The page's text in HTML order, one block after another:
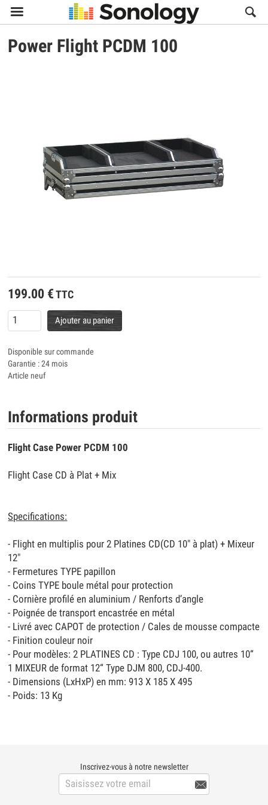

Power Flight PCDM 100
199.00 € TTC
Ajouter au panier
Disponible sur commande
Garantie : 24 mois
Article neuf
Informations produit
Flight Case Power PCDM 100
Flight Case CD à Plat + Mix
Specifications:
- Flight en multiplis pour 2 Platines CD(CD 10" à plat) + Mixeur
12"
- Fermetures TYPE papillon
- Coins TYPE boule métal pour protection
- Cornière profilé en aluminium / Renforts d’angle
- Poignée de transport encastrée en métal
- Livré avec CAPOT de protection / Cales de mousse compacte
- Finition couleur noir
- Pour modèles: 2 PLATINES CD : Type CDJ 100, ou autres 10“
1 MIXEUR de format 12“ Type DJM 800, CDJ-400.
- Dimensions (LxHxP) en mm: 913 X 185 X 495
- Poids: 13 Kg
Inscrivez-vous à notre newsletter
